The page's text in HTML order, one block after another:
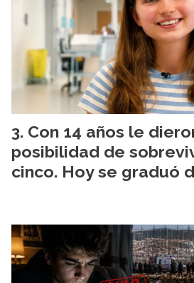
Con 14 años le
posibilidad de
cinco. Hoy se graduó